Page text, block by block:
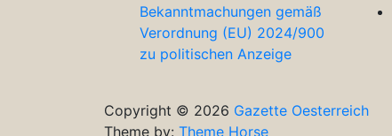
Bekanntmachungen gemäß
Verordnung (EU) 2024/900
zu politischen Anzeige
Copyright © 2026 Gazette Oesterreich
Theme by: Theme Horse